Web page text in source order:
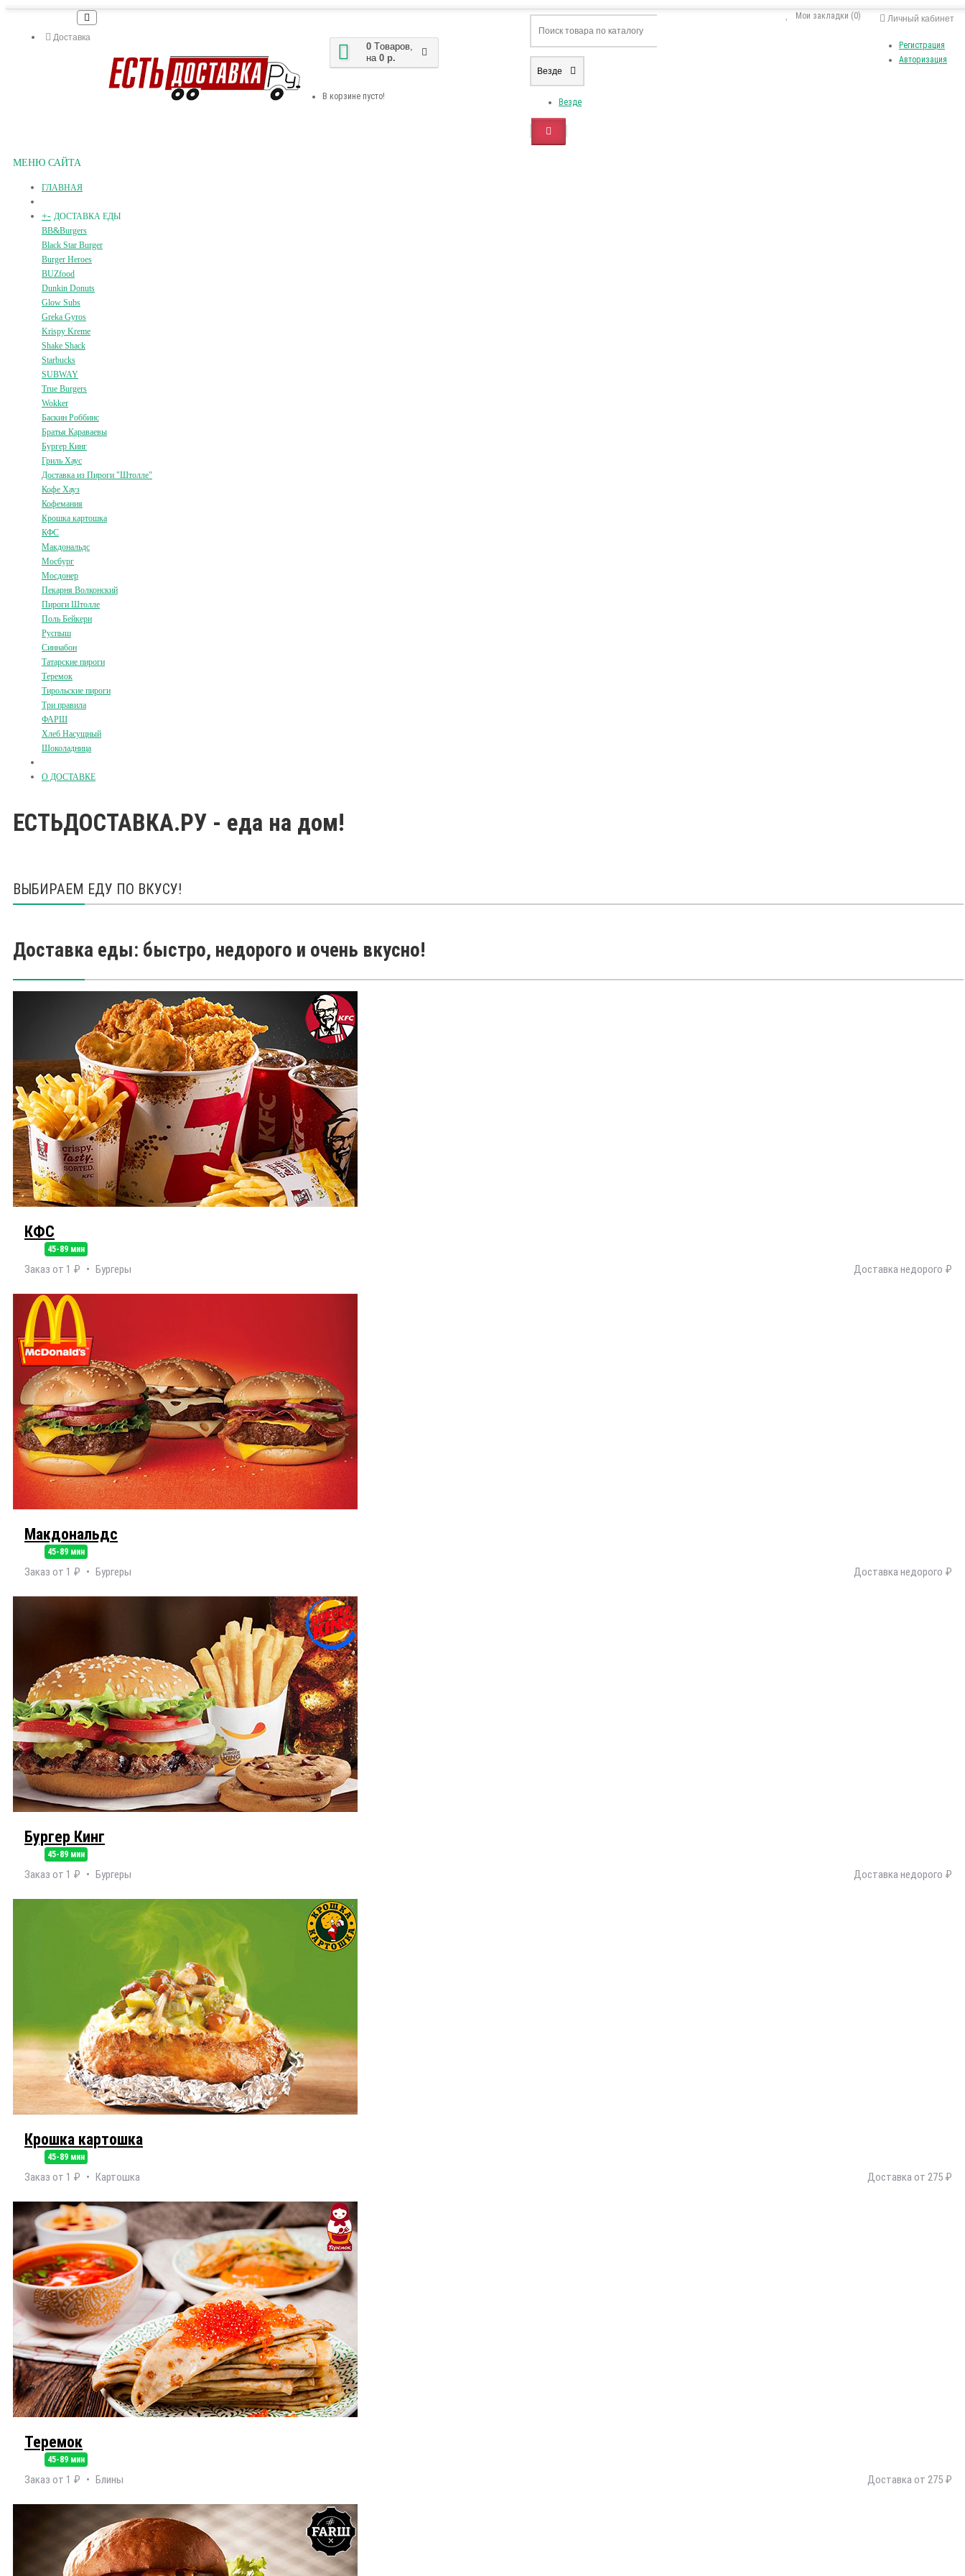
Доставка
Личный кабинет
Регистрация
Авторизация
Мои закладки (0)
0 Tоваров,
на 0 р.
В корзине пусто!
Везде
Везде
МЕНЮ САЙТА
ГЛАВНАЯ
+- ДОСТАВКА ЕДЫ
BB&Burgers
Black Star Burger
Burger Heroes
BUZfood
Dunkin Donuts
Glow Subs
Greka Gyros
Krispy Kreme
Shake Shack
Starbucks
SUBWAY
True Burgers
Wokker
Баскин Роббинс
Братья Караваевы
Бургер Кинг
Гриль Хаус
Доставка из Пироги "Штолле"
Кофе Хауз
Кофемания
Крошка картошка
КФС
Макдональдс
Мосбург
Мосдонер
Пекарня Волконский
Пироги Штолле
Поль Бейкери
Руспыш
Синнабон
Татарские пироги
Теремок
Тирольские пироги
Три правила
ФАРШ
Хлеб Насущный
Шоколадница
О ДОСТАВКЕ
ЕСТЬДОСТАВКА.РУ - еда на дом!
ВЫБИРАЕМ ЕДУ ПО ВКУСУ!
Доставка еды: быстро, недорого и очень вкусно!
КФС
45-89 мин
Заказ от 1 ₽ Бургеры Доставка недорого ₽
Макдональдс
45-89 мин
Заказ от 1 ₽ Бургеры Доставка недорого ₽
Бургер Кинг
45-89 мин
Заказ от 1 ₽ Бургеры Доставка недорого ₽
Крошка картошка
45-89 мин
Заказ от 1 ₽ Картошка Доставка от 275 ₽
Теремок
45-89 мин
Заказ от 1 ₽ Блины Доставка от 275 ₽